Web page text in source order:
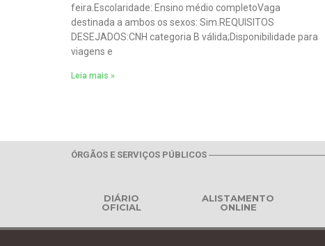
feira.Escolaridade: Ensino médio completoVaga
destinada a ambos os sexos: Sim.REQUISITOS
DESEJADOS:CNH categoria B válida;Disponibilidade para
viagens e
Leia mais »
ÓRGÃOS E SERVIÇOS PÚBLICOS
DIÁRIO
OFICIAL
ALISTAMENTO
ONLINE